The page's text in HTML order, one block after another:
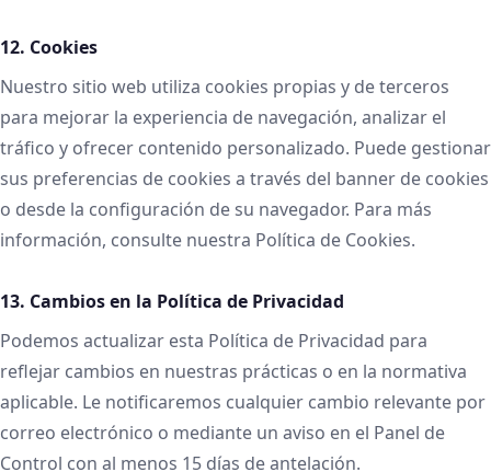
12. Cookies
Nuestro sitio web utiliza cookies propias y de terceros
para mejorar la experiencia de navegación, analizar el
tráfico y ofrecer contenido personalizado. Puede gestionar
sus preferencias de cookies a través del banner de cookies
o desde la configuración de su navegador. Para más
información, consulte nuestra Política de Cookies.
13. Cambios en la Política de Privacidad
Podemos actualizar esta Política de Privacidad para
reflejar cambios en nuestras prácticas o en la normativa
aplicable. Le notificaremos cualquier cambio relevante por
correo electrónico o mediante un aviso en el Panel de
Control con al menos 15 días de antelación.